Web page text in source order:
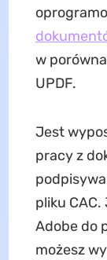
w
UPDF.
Jest
pracy z
pliku
Adobe do
możesz